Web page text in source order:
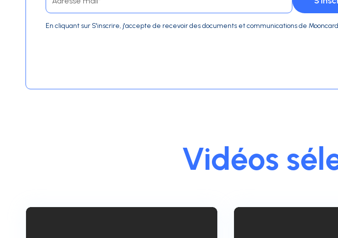
En cliquant sur S'inscrire, j'accepte de recevoir des documents et communications de
Vidéos